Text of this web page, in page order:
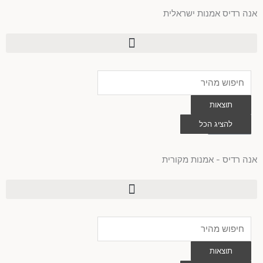
אנה רדיס אמנות ישראלית
...
תוצאות
להציג הכל
0
עגלת
קניות
אנה רדיס - אמנות מקורית
...
תוצאות